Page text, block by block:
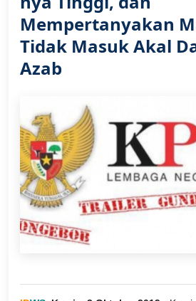
Mempertanyakan
Tidak Masuk Akal
Azab